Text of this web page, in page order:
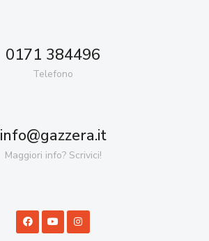
0171 384496
Telefono
info@gazzera.it
Maggiori info? Scrivici!